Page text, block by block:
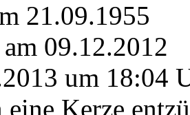
21.09.1955
09.12.2012
um 18:04
Kerze